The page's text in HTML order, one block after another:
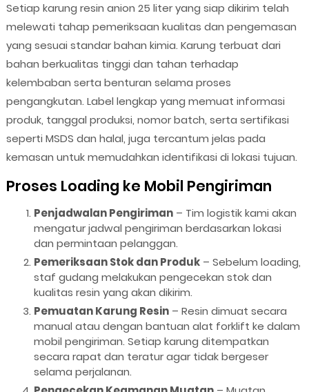
Setiap karung resin anion 25 liter yang siap dikirim telah
melewati tahap pemeriksaan kualitas dan pengemasan
yang sesuai standar bahan kimia. Karung terbuat dari
bahan berkualitas tinggi dan tahan terhadap
kelembaban serta benturan selama proses
pengangkutan. Label lengkap yang memuat informasi
produk, tanggal produksi, nomor batch, serta sertifikasi
seperti MSDS dan halal, juga tercantum jelas pada
kemasan untuk memudahkan identifikasi di lokasi tujuan.
Proses Loading ke Mobil Pengiriman
Penjadwalan Pengiriman– Tim logistik kami akan
mengatur jadwal pengiriman berdasarkan lokasi
dan permintaan pelanggan.
Pemeriksaan Stok dan Produk– Sebelum loading,
staf gudang melakukan pengecekan stok dan
kualitas resin yang akan dikirim.
Pemuatan Karung Resin– Resin dimuat secara
manual atau dengan bantuan alat forklift ke dalam
mobil pengiriman. Setiap karung ditempatkan
secara rapat dan teratur agar tidak bergeser
selama perjalanan.